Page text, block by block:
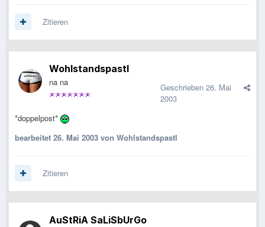
Zitieren
Wohlstandspastl
na na Geschrieben 26. Mai
2003
*doppelpost*
bearbeitet 26. Mai 2003 von Wohlstandspastl
Zitieren
AuStRiA SaLiSbUrGo